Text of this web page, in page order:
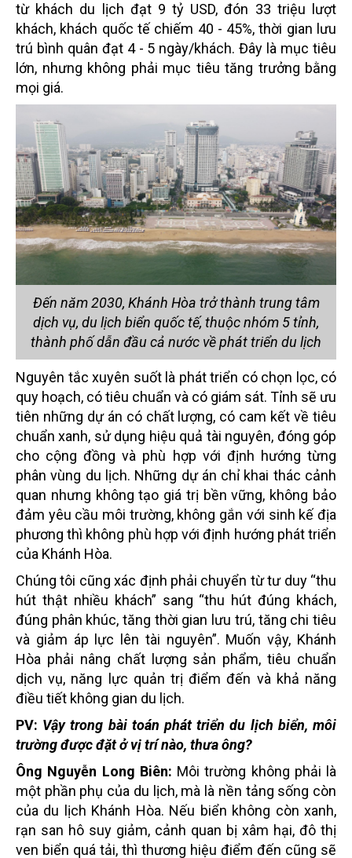
từ khách du lịch đạt 9 tỷ USD, đón 33 triệu lượt
khách, khách quốc tế chiếm 40 - 45%, thời gian lưu
trú bình quân đạt 4 - 5 ngày/khách. Đây là mục tiêu
lớn, nhưng không phải mục tiêu tăng trưởng bằng
mọi giá.
Đến năm 2030, Khánh Hòa trở thành trung tâm
dịch vụ, du lịch biển quốc tế, thuộc nhóm 5 tỉnh,
thành phố dẫn đầu cả nước về phát triển du lịch
Nguyên tắc xuyên suốt là phát triển có chọn lọc, có
quy hoạch, có tiêu chuẩn và có giám sát. Tỉnh sẽ ưu
tiên những dự án có chất lượng, có cam kết về tiêu
chuẩn xanh, sử dụng hiệu quả tài nguyên, đóng góp
cho cộng đồng và phù hợp với định hướng từng
phân vùng du lịch. Những dự án chỉ khai thác cảnh
quan nhưng không tạo giá trị bền vững, không bảo
đảm yêu cầu môi trường, không gắn với sinh kế địa
phương thì không phù hợp với định hướng phát triển
của Khánh Hòa.
Chúng tôi cũng xác định phải chuyển từ tư duy “thu
hút thật nhiều khách” sang “thu hút đúng khách,
đúng phân khúc, tăng thời gian lưu trú, tăng chi tiêu
và giảm áp lực lên tài nguyên”. Muốn vậy, Khánh
Hòa phải nâng chất lượng sản phẩm, tiêu chuẩn
dịch vụ, năng lực quản trị điểm đến và khả năng
điều tiết không gian du lịch.
PV: Vậy trong bài toán phát triển du lịch biển, môi
trường được đặt ở vị trí nào, thưa ông?
Ông Nguyễn Long Biên: Môi trường không phải là
một phần phụ của du lịch, mà là nền tảng sống còn
của du lịch Khánh Hòa. Nếu biển không còn xanh,
rạn san hô suy giảm, cảnh quan bị xâm hại, đô thị
ven biển quá tải, thì thương hiệu điểm đến cũng sẽ